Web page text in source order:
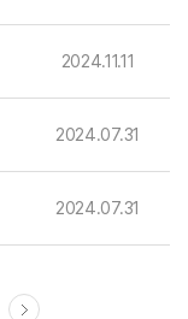
2024.11.11
2024.07.31
2024.07.31